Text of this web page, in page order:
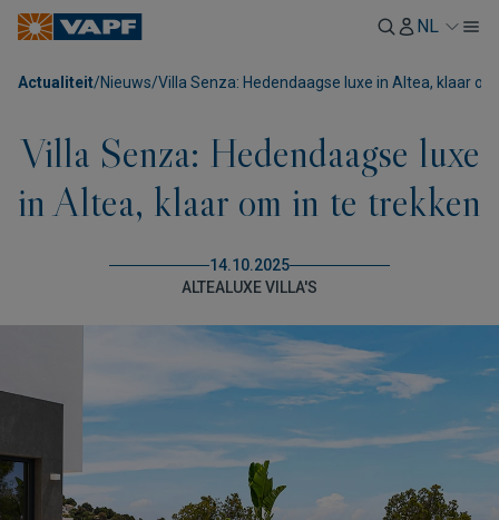
NL
Actualiteit/Nieuws/Villa Senza: Hedendaagse luxe in Altea, klaar
Villa Senza: Hedendaagse luxe
in Altea, klaar om in te trekken
14.10.2025
ALTEALUXE VILLA'S